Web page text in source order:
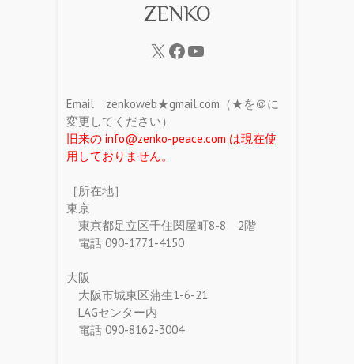
ZENKO
Email zenkoweb★gmail.com（★を＠に
変更してください）
旧来の info@zenko-peace.com は現在使
用しておりません。
［所在地］
東京
東京都足立区千住関屋町8-8 2階
電話 090-1771-4150
大阪
大阪市城東区蒲生1-6-21
LAGセンター内
電話 090-8162-3004